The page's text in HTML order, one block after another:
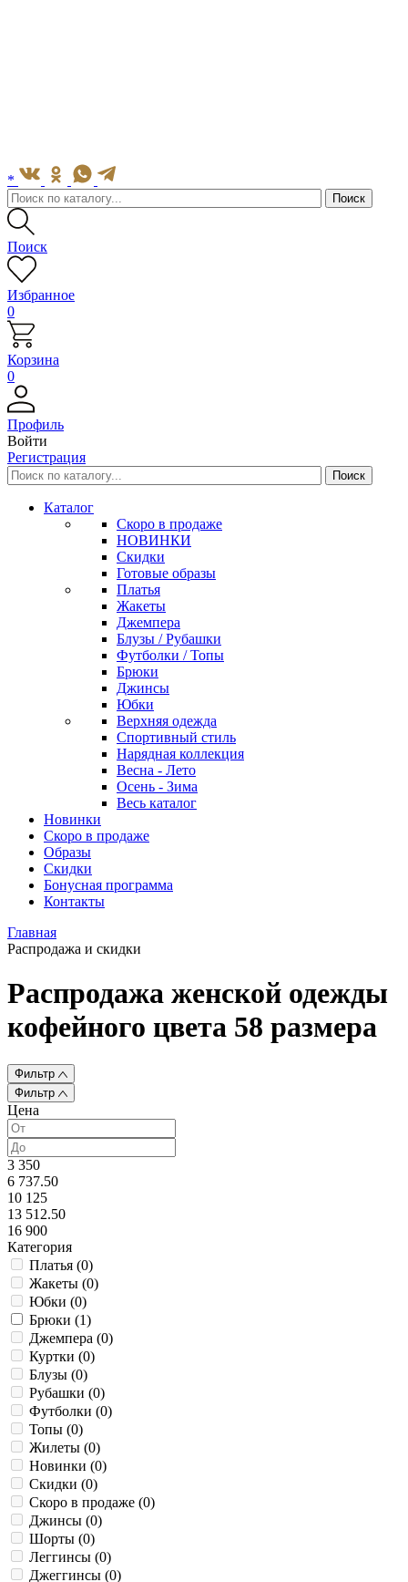
*
Поиск
Избранное
0
Корзина
0
Профиль
Войти
Регистрация
Каталог
Скоро в продаже
НОВИНКИ
Скидки
Готовые образы
Платья
Жакеты
Джемпера
Блузы / Рубашки
Футболки / Топы
Брюки
Джинсы
Юбки
Верхняя одежда
Спортивный стиль
Нарядная коллекция
Весна - Лето
Осень - Зима
Весь каталог
Новинки
Скоро в продаже
Образы
Скидки
Бонусная программа
Контакты
Главная
Распродажа и скидки
Распродажа женской одежды
кофейного цвета 58 размера
Фильтр
Фильтр
Цена
3 350
6 737.50
10 125
13 512.50
16 900
Категория
Платья (0)
Жакеты (0)
Юбки (0)
Брюки (1)
Джемпера (0)
Куртки (0)
Блузы (0)
Рубашки (0)
Футболки (0)
Топы (0)
Жилеты (0)
Новинки (0)
Скидки (0)
Скоро в продаже (0)
Джинсы (0)
Шорты (0)
Леггинсы (0)
Джеггинсы (0)